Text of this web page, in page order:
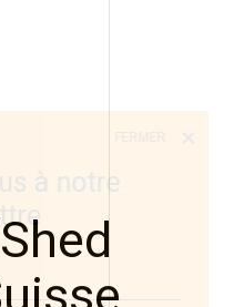
FERMER
à notre